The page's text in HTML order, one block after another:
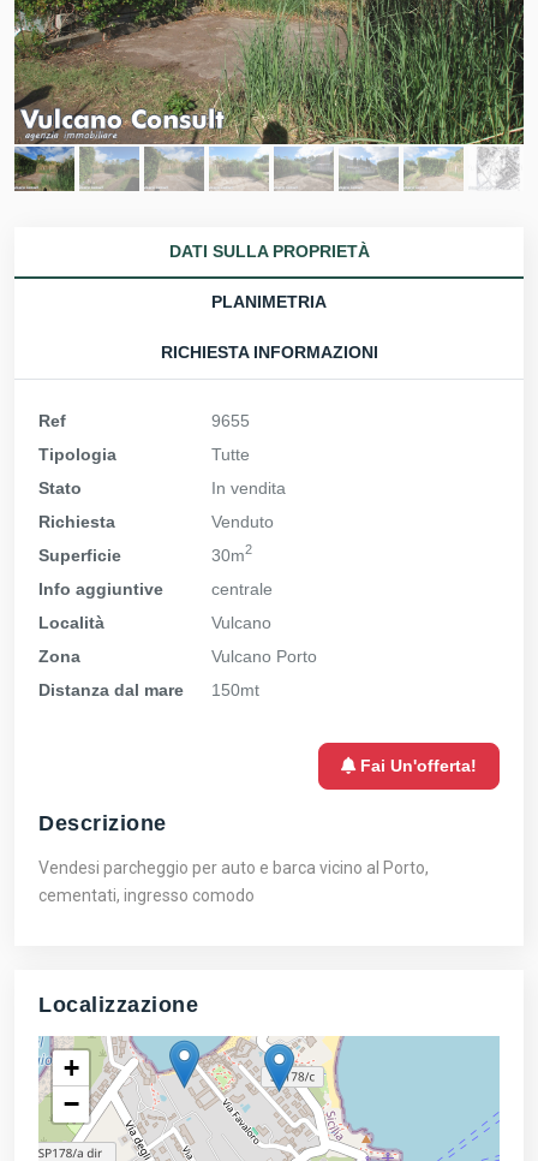
DATI SULLA PROPRIETÀ
PLANIMETRIA
RICHIESTA INFORMAZIONI
Ref
9655
Tipologia
Tutte
Stato
In vendita
Richiesta
Venduto
Superficie
30m2
Info aggiuntive
centrale
Località
Vulcano
Zona
Vulcano Porto
Distanza dal mare
150mt
Fai Un'offerta!
Descrizione
Vendesi parcheggio per auto e barca vicino al Porto,
cementati, ingresso comodo
Localizzazione
+
−